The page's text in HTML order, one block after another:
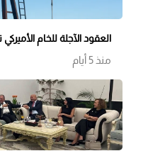
العقود الآجلة للخام الأميركي
منذ 5 أيام